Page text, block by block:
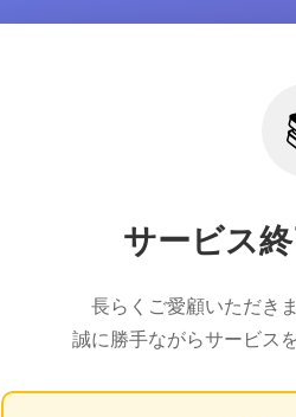
サービス
長らくご愛顧いただき
誠に勝手ながらサービス